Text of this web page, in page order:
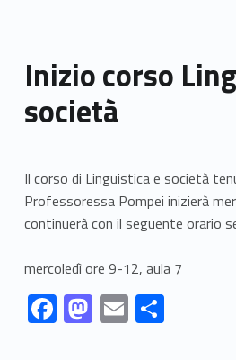
Inizio corso
società
Il corso di Linguistica e società
Professoressa Pompei inizierà
continuerà con il seguente orario
mercoledì ore 9-12, aula 7
Link identifier #identifier__44630-1
F
ac
Link identifier #identifier__134196-2 M
as
Link identifier #identifier__77860-3 E
m
Link identifier #identifier__30455-4 S